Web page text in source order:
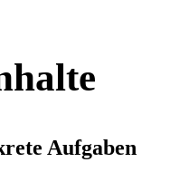
Aufgaben